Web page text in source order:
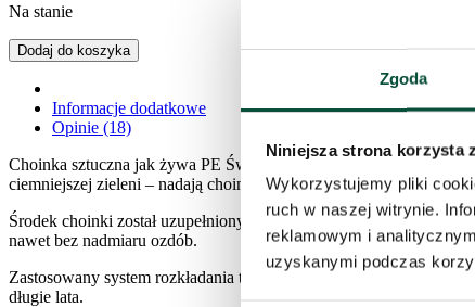
Zgoda
Niniejsza strona korzysta
Wykorzystujemy pliki
ruch w naszej witrynie.
reklamowym i
uzyskanymi podczas
Na stanie
Dodaj do koszyka
Informacje dodatkowe
Opinie (18)
Choinka sztuczna jak żywa PE Świerk Skandynawski to model
ciemniejszej zieleni – nadają choince niezwykle naturalny i
Środek choinki został uzupełniony klasycznymi, ciemnozielonymi
nawet bez nadmiaru ozdób.
Zastosowany system rozkładania typu parasol umożliwia szybkie
długie lata.